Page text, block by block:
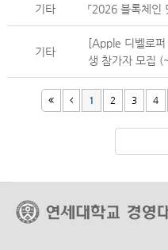
기타 「2026 블록체인
기타
[Apple 디벨로
생 참가자 모집
1 2 3 4